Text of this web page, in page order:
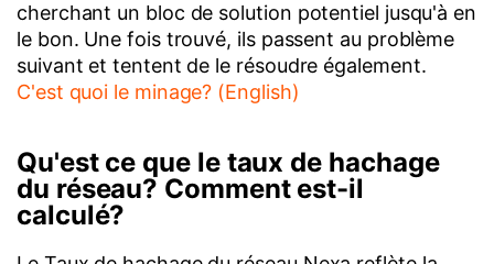
cherchant un bloc de solution potentiel jusqu'à en
le bon. Une fois trouvé, ils passent au problème
suivant et tentent de le résoudre également.
C'est quoi le minage? (English)
Qu'est ce que le taux de hachage
du réseau? Comment est-il
calculé?